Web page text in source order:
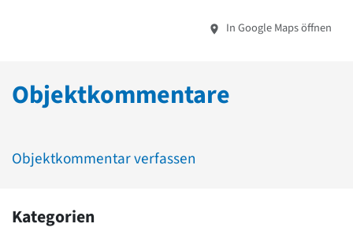
In Google Maps öffnen
Objektkommentare
Objektkommentar verfassen
Kategorien